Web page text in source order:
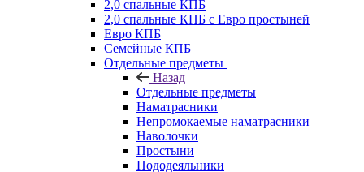
2,0 спальные КПБ
2,0 спальные КПБ с Евро простыней
Евро КПБ
Семейные КПБ
Отдельные предметы
Назад
Отдельные предметы
Наматрасники
Непромокаемые наматрасники
Наволочки
Простыни
Пододеяльники